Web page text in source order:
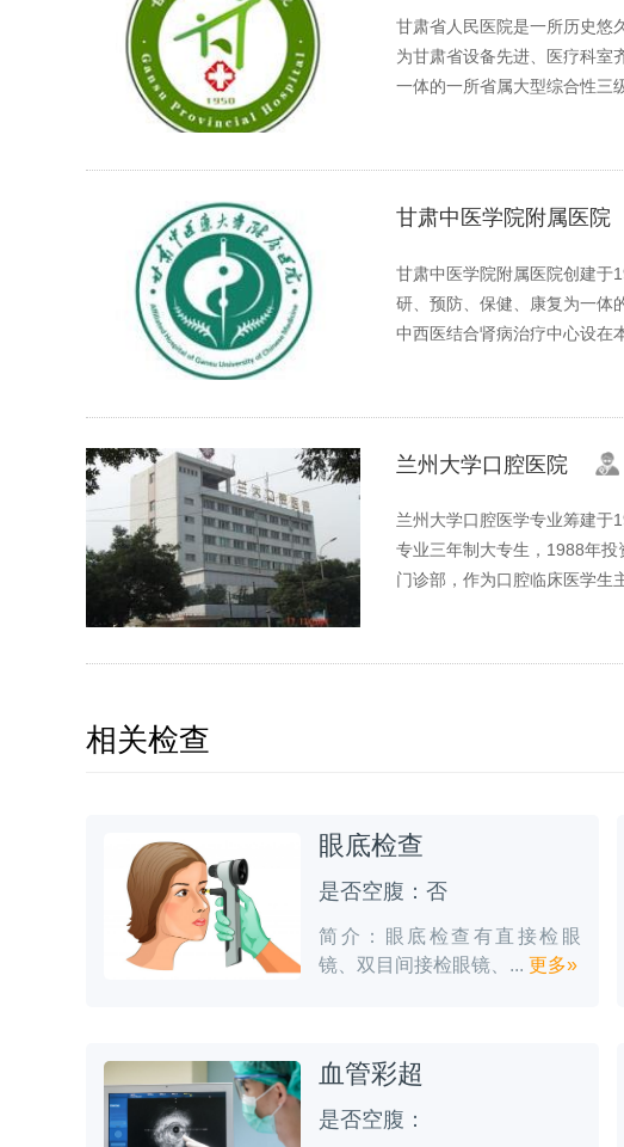
甘肃省人民医院是一所历史悠
为甘肃省设备先进、医疗科室
一体的一所省属大型综合性
甘肃中医学院附属医院
甘肃中医学院附属医院创建于
研、预防、保健、康复为一体
中西医结合肾病治疗中心设
兰州大学口腔医院
兰州大学口腔医学专业筹建于
专业三年制大专生，1988年
门诊部，作为口腔临床医学
相关检查
眼底检查
是否空腹：否
简介：眼底检查有直接检眼
镜、双目间接检眼镜、... 更多»
血管彩超
是否空腹：